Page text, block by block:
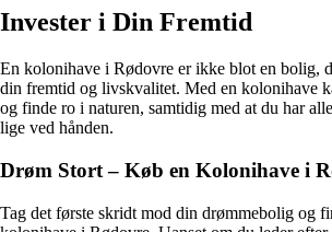
Invester i Din Fremtid
En kolonihave i Rødovre er ikke blot en bolig,
din fremtid og livskvalitet. Med en kolonihave
og finde ro i naturen, samtidig med at du har
lige ved hånden.
Drøm Stort – Køb en Kolonihave i
Tag det første skridt mod din drømmebolig og